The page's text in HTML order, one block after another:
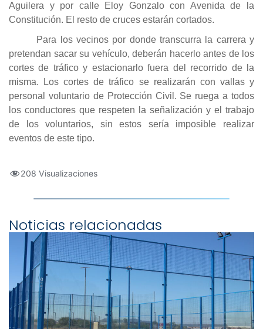
Aguilera y por calle Eloy Gonzalo con Avenida de la
Constitución. El resto de cruces estarán cortados.
Para los vecinos por donde transcurra la carrera y
pretendan sacar su vehículo, deberán hacerlo antes de los
cortes de tráfico y estacionarlo fuera del recorrido de la
misma. Los cortes de tráfico se realizarán con vallas y
personal voluntario de Protección Civil. Se ruega a todos
los conductores que respeten la señalización y el trabajo
de los voluntarios, sin estos sería imposible realizar
eventos de este tipo.
208 Visualizaciones
Noticias relacionadas